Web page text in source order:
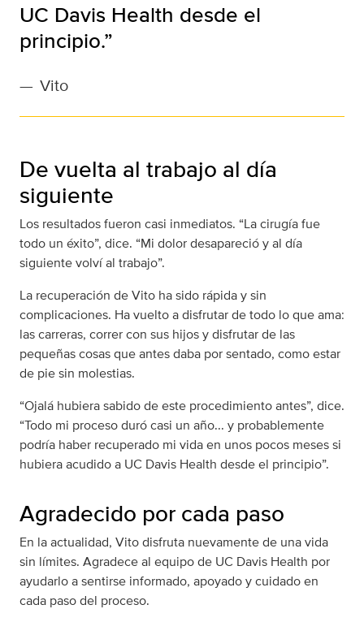
UC Davis Health desde el
principio.”
— Vito
De vuelta al trabajo al día
siguiente
Los resultados fueron casi inmediatos. “La cirugía fue
todo un éxito”, dice. “Mi dolor desapareció y al día
siguiente volví al trabajo”.
La recuperación de Vito ha sido rápida y sin
complicaciones. Ha vuelto a disfrutar de todo lo que ama:
las carreras, correr con sus hijos y disfrutar de las
pequeñas cosas que antes daba por sentado, como estar
de pie sin molestias.
“Ojalá hubiera sabido de este procedimiento antes”, dice.
“Todo mi proceso duró casi un año... y probablemente
podría haber recuperado mi vida en unos pocos meses si
hubiera acudido a UC Davis Health desde el principio”.
Agradecido por cada paso
En la actualidad, Vito disfruta nuevamente de una vida
sin límites. Agradece al equipo de UC Davis Health por
ayudarlo a sentirse informado, apoyado y cuidado en
cada paso del proceso.